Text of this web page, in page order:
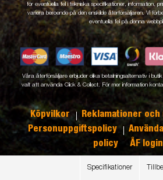
Specifikationer
för eventuella fel i tekniska specifikationer, information,
variera beroende på den enskilde återförsäljaren. Vi
eventuella fel på denna
Våra återförsäljare erbjuder olika betalningsalternativ i
valt att använda Click & Collect. För mer information
Köpvilkor Reklamationer
Personuppgiftspolicy
policy
ÅF login